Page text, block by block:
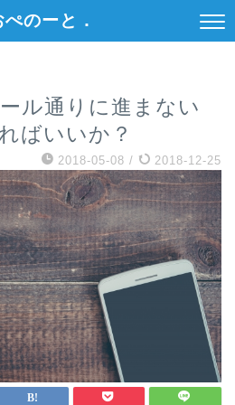
のーと．
ル通りに進まない
ばいいか？
2018-05-08 / 2018-12-25